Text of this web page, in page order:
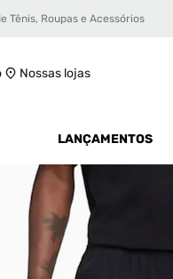
Tênis, Roupas e Acessórios
Nossas lojas
LANÇAMENTOS
Nocta Masculino